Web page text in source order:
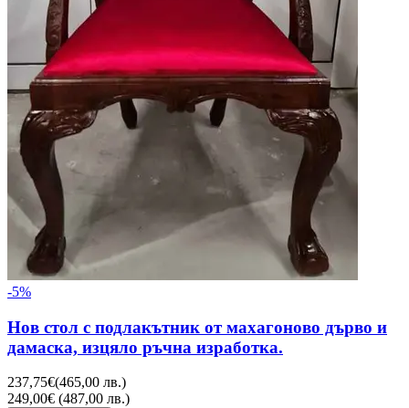
-5%
Нов стол с подлакътник от махагоново дърво и
дамаска, изцяло ръчна изработка.
237,75€(465,00 лв.)
249,00€ (487,00 лв.)